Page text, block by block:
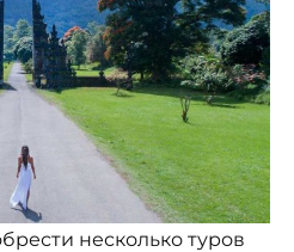
несколько туров